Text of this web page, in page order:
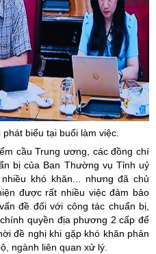
biểu tại buổi làm việc.
cầu Trung ương, các đồng chí
bị của Ban Thường vụ Tỉnh uỷ
khó khăn... nhưng đã chủ
được rất nhiều việc đảm bảo
đề đối với công tác chuẩn bị,
quyền địa phương 2 cấp để
đề nghị khi gặp khó khăn phản
ngành liên quan xử lý.